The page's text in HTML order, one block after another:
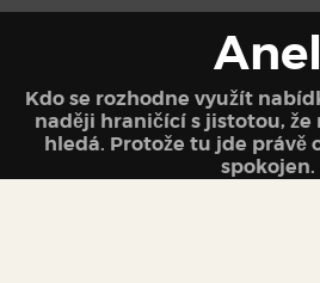
Anel
Kdo se rozhodne využít
naději hraničící s jistotou, že
hledá. Protože tu jde právě
spokojen.